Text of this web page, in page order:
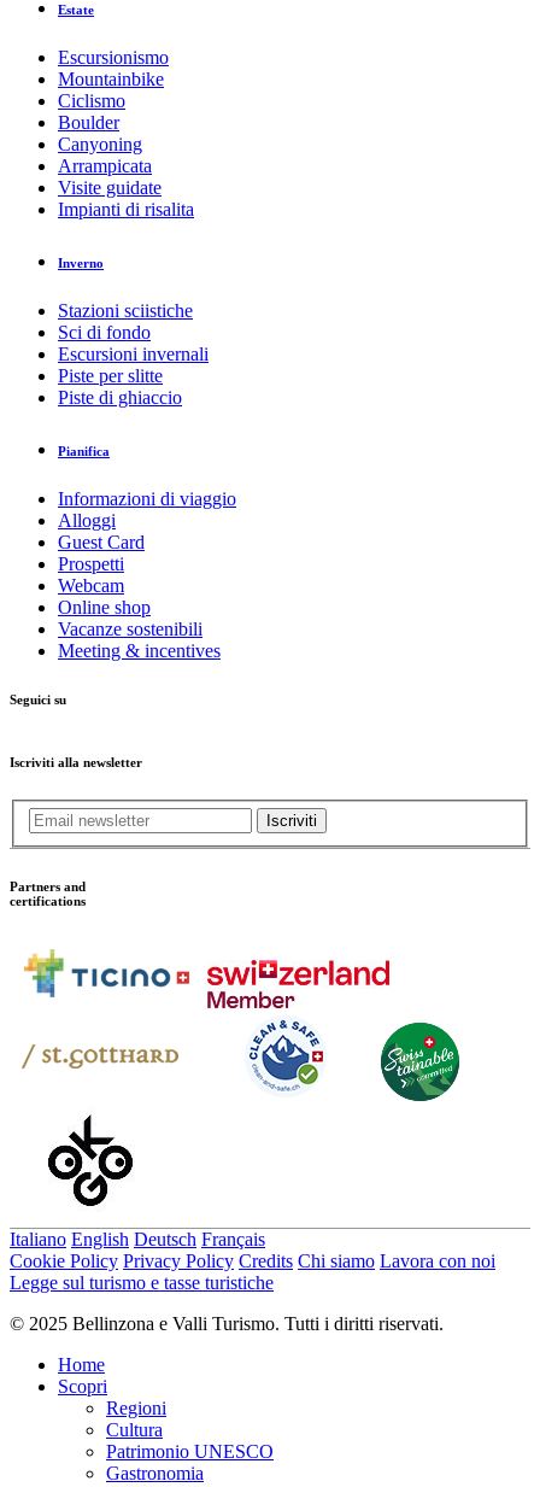
Estate
Escursionismo
Mountainbike
Ciclismo
Boulder
Canyoning
Arrampicata
Visite guidate
Impianti di risalita
Inverno
Stazioni sciistiche
Sci di fondo
Escursioni invernali
Piste per slitte
Piste di ghiaccio
Pianifica
Informazioni di viaggio
Alloggi
Guest Card
Prospetti
Webcam
Online shop
Vacanze sostenibili
Meeting & incentives
Seguici su
Iscriviti alla newsletter
Iscriviti
Partners and
certifications
Italiano English Deutsch Français
Cookie Policy Privacy Policy Credits Chi siamo Lavora con noi
Legge sul turismo e tasse turistiche
© 2025 Bellinzona e Valli Turismo. Tutti i diritti riservati.
Home
Scopri
Regioni
Cultura
Patrimonio UNESCO
Gastronomia